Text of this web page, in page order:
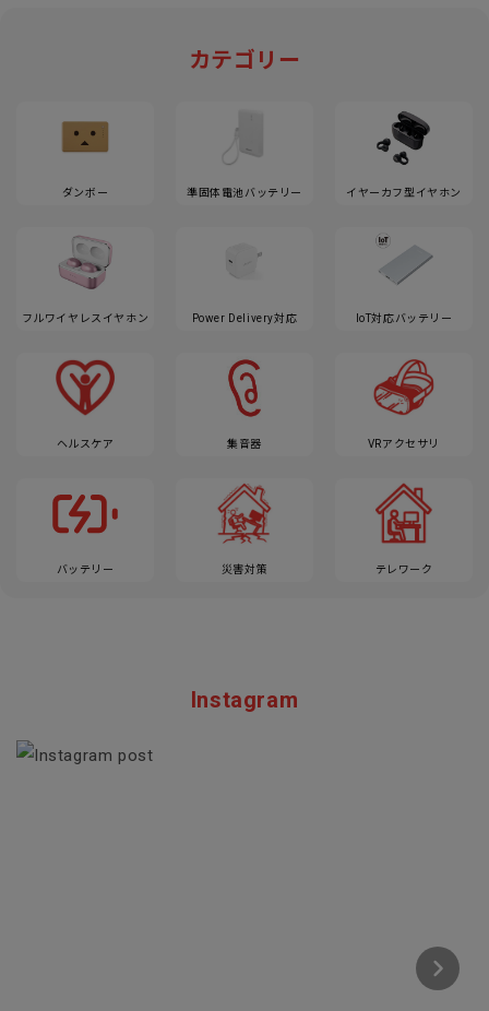
カテゴリー
ダンボー 準固体電池バッテリー イヤーカフ型イヤホン
フルワイヤレスイヤホン Power Delivery対応 IoT対応バッテリー
ヘルスケア 集音器 VRアクセサリ
バッテリー 災害対策 テレワーク
Instagram